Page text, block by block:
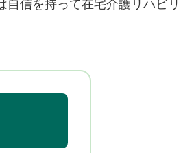
信を持って在宅介護リハビリ